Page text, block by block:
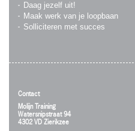
Daag jezelf uit!
Maak werk van je loopbaan
Solliciteren met succes
Contact
Molijn Training
Watersnipstraat 94
4302 VD Zierikzee